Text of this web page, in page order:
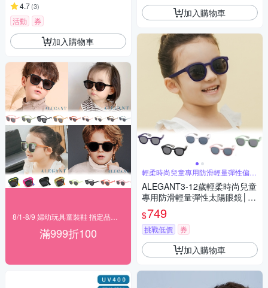
4.7(3)
活動 券
加入購物車
滿999折100
加入購物車
輕柔時尚兒童專用防滑輕量彈性偏光
太陽眼鏡
ALEGANT3-12歲輕柔時尚兒童
專用防滑輕量彈性太陽眼鏡│U
V400偏光墨鏡│台灣品牌│4色
$749
挑戰低價 券
加入購物車